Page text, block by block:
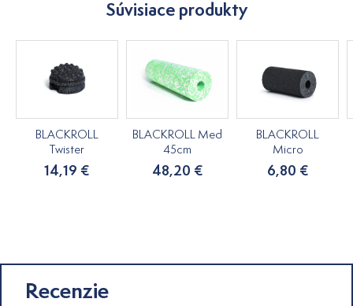
Súvisiace produkty
BLACKROLL
Twister
14,19 €
BLACKROLL Med
45cm
48,20 €
BLACKROLL
Micro
6,80 €
Recenzie